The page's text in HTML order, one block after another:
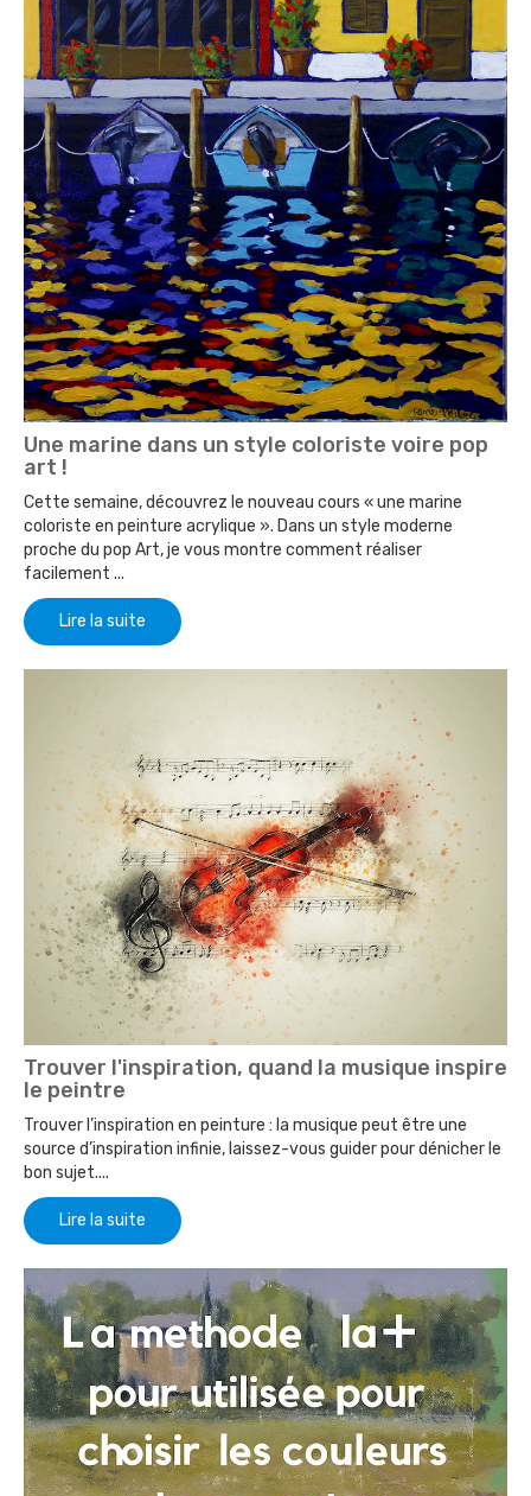
Une marine dans un style coloriste voire pop
art !
Cette semaine, découvrez le nouveau cours « une marine
coloriste en peinture acrylique ». Dans un style moderne
proche du pop Art, je vous montre comment réaliser
facilement ...
Lire la suite
Trouver l'inspiration, quand la musique inspire
le peintre
Trouver l’inspiration en peinture : la musique peut être une
source d’inspiration infinie, laissez-vous guider pour dénicher le
bon sujet....
Lire la suite